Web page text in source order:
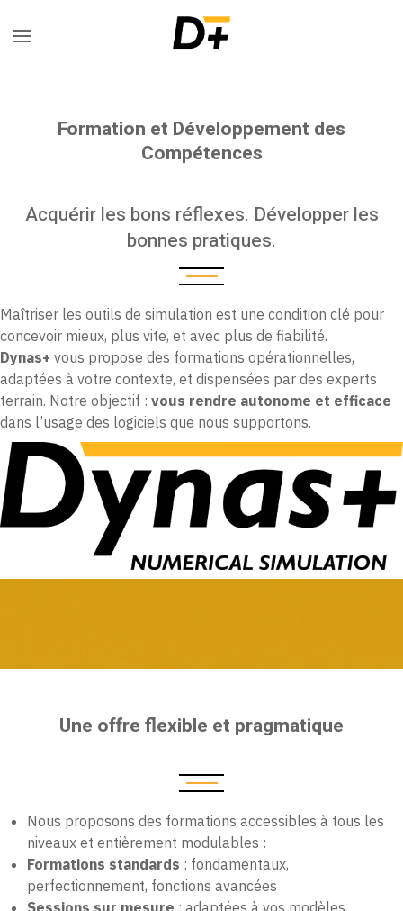
Formation et Développement des
Compétences
Acquérir les bons réflexes. Développer les
bonnes pratiques.
Maîtriser les outils de simulation est une condition clé pour
concevoir mieux, plus vite, et avec plus de fiabilité.
Dynas+ vous propose des formations opérationnelles,
adaptées à votre contexte, et dispensées par des experts
terrain. Notre objectif : vous rendre autonome et efficace
dans l’usage des logiciels que nous supportons.
Une offre flexible et pragmatique
Nous proposons des formations accessibles à tous les
niveaux et entièrement modulables :
Formations standards : fondamentaux,
perfectionnement, fonctions avancées